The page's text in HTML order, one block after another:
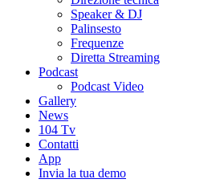
Speaker & DJ
Palinsesto
Frequenze
Diretta Streaming
Podcast
Podcast Video
Gallery
News
104 Tv
Contatti
App
Invia la tua demo